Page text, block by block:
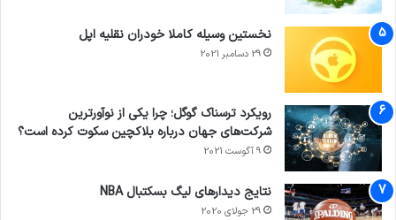
نخستین وسیله کاملا خودران نقلیه اپل
29 دسامبر 2021
رویکرد ترسناک گوگل؛ چرا یکی از نوآورترین
شرکت‌های جهان درباره بلاکچین سکوت کرده است؟
9 آگوست 2021
نتایج دیدار‌های لیگ بسکتبال NBA
29 جولای 2020